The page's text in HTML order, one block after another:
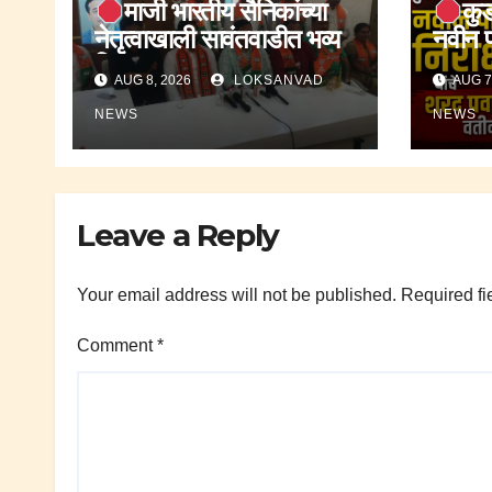
माजी भारतीय सैनिकांच्या
नेतृत्वाखाली सावंतवाडीत भव्य
तिरंगा यात्रा 2026
AUG 8, 2026 LOKSANVAD
NEWS
नवीन
शरदAUG
NEWS
Leave a Reply
Your email address will not be published. Required
Comment*